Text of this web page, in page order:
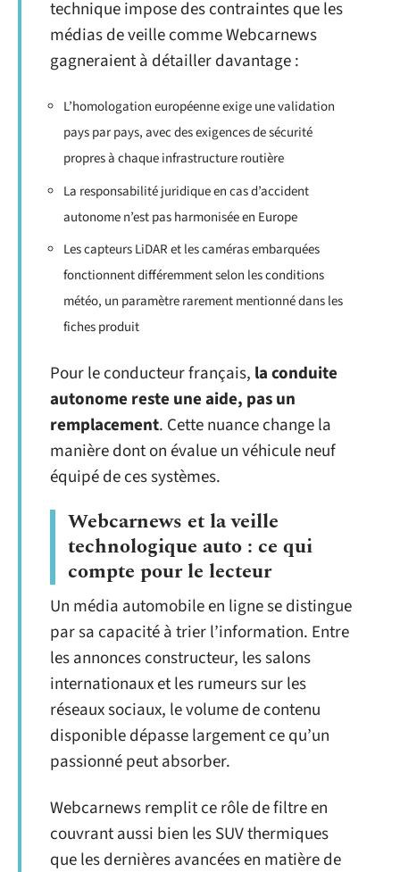
technique impose des contraintes que les
médias de veille comme Webcarnews
gagneraient à détailler davantage :
L’homologation européenne exige une validation
pays par pays, avec des exigences de sécurité
propres à chaque infrastructure routière
La responsabilité juridique en cas d’accident
autonome n’est pas harmonisée en Europe
Les capteurs LiDAR et les caméras embarquées
fonctionnent différemment selon les conditions
météo, un paramètre rarement mentionné dans les
fiches produit
Pour le conducteur français, la conduite
autonome reste une aide, pas un
remplacement. Cette nuance change la
manière dont on évalue un véhicule neuf
équipé de ces systèmes.
Webcarnews et la veille
technologique auto : ce qui
compte pour le lecteur
Un média automobile en ligne se distingue
par sa capacité à trier l’information. Entre
les annonces constructeur, les salons
internationaux et les rumeurs sur les
réseaux sociaux, le volume de contenu
disponible dépasse largement ce qu’un
passionné peut absorber.
Webcarnews remplit ce rôle de filtre en
couvrant aussi bien les SUV thermiques
que les dernières avancées en matière de